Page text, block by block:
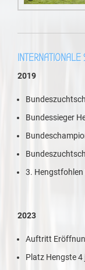
2019
Bundessieger
3.
2023
Auftritt
Platz Hengste